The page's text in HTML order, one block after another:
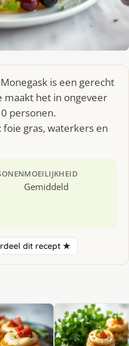
is een gerecht
maakt het in ongeveer
personen.
gras, waterkers en
MOEILIJKHEID
Gemiddeld
dit recept ★